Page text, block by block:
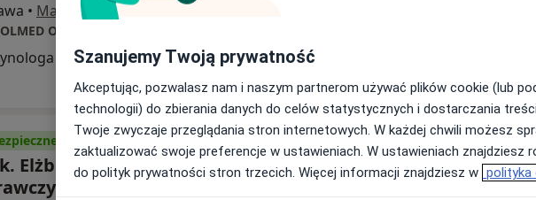
• Mapa
320 zł
płatności
Elżbieta Deptuła-
Dziś
9 Sie
Jutro
10 Sie
Wt,
11 Sie
Śr,
12 Sie
Szanujemy Twoją prywatność
Akceptując, pozwalasz nam i naszym partnerom używać plików cookie (lub
technologii) do zbierania danych do celów statystycznych i dostarczania
Twoje zwyczaje przeglądania stron internetowych. W każdej chwili możesz
zaktualizować swoje preferencje w ustawieniach. W ustawieniach znajdziesz
do polityk prywatności stron trzecich. Więcej informacji znajdziesz w polityka